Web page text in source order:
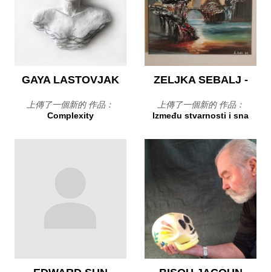
GAYA LASTOVJAK
上傳了一個新的 作品：
Complexity
ZELJKA SEBALJ -
上傳了一個新的 作品：
Između stvarnosti i sna